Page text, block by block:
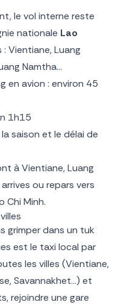
le vol interne reste
nationale Lao
: Vientiane, Luang
Namtha…
en avion : environ 45
1h15
saison et le délai de
à Vientiane, Luang
ou repars vers
Chi Minh.
grimper dans un tuk
est le taxi local par
les villes (Vientiane,
Savannakhet…) et
rejoindre une gare